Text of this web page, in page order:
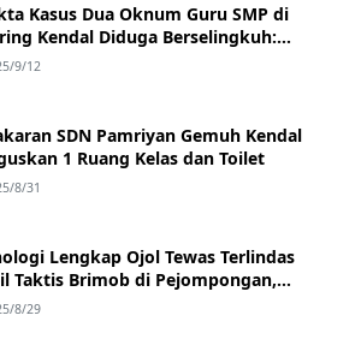
Kasus Dua Oknum Guru SMP di
Kendal Diduga Berselingkuh:
Pengakuan, hingga Sanksi
9/12
SDN Pamriyan Gemuh Kendal
1 Ruang Kelas dan Toilet
8/31
Lengkap Ojol Tewas Terlindas
Taktis Brimob di Pejompongan,
Sedang Antar Orderan
8/29